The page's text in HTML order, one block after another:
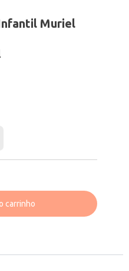
Muriel
carrinho